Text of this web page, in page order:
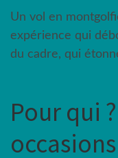
Un vol en
expérience qui
du cadre, qui
Pour qui
occasions